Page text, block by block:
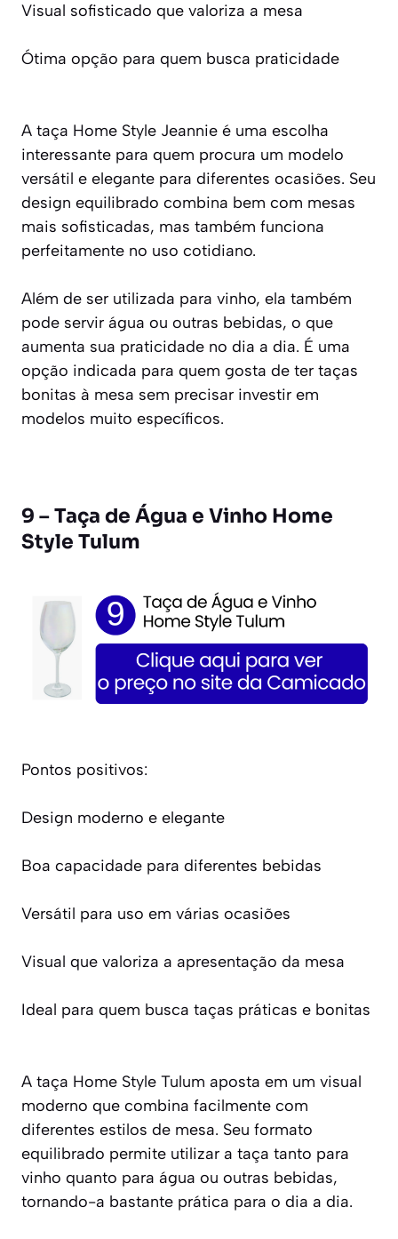
Visual sofisticado que valoriza a mesa
Ótima opção para quem busca praticidade
A taça Home Style Jeannie é uma escolha
interessante para quem procura um modelo
versátil e elegante para diferentes ocasiões. Seu
design equilibrado combina bem com mesas
mais sofisticadas, mas também funciona
perfeitamente no uso cotidiano.
Além de ser utilizada para vinho, ela também
pode servir água ou outras bebidas, o que
aumenta sua praticidade no dia a dia. É uma
opção indicada para quem gosta de ter taças
bonitas à mesa sem precisar investir em
modelos muito específicos.
9 – Taça de Água e Vinho Home
Style Tulum
Pontos positivos:
Design moderno e elegante
Boa capacidade para diferentes bebidas
Versátil para uso em várias ocasiões
Visual que valoriza a apresentação da mesa
Ideal para quem busca taças práticas e bonitas
A taça Home Style Tulum aposta em um visual
moderno que combina facilmente com
diferentes estilos de mesa. Seu formato
equilibrado permite utilizar a taça tanto para
vinho quanto para água ou outras bebidas,
tornando-a bastante prática para o dia a dia.